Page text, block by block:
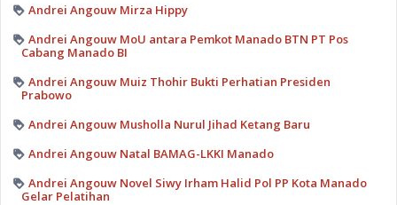
Andrei Angouw Mirza Hippy
Andrei Angouw MoU antara Pemkot Manado BTN PT Pos
Cabang Manado BI
Andrei Angouw Muiz Thohir Bukti Perhatian Presiden
Prabowo
Andrei Angouw Musholla Nurul Jihad Ketang Baru
Andrei Angouw Natal BAMAG-LKKI Manado
Andrei Angouw Novel Siwy Irham Halid Pol PP Kota Manado
Gelar Pelatihan